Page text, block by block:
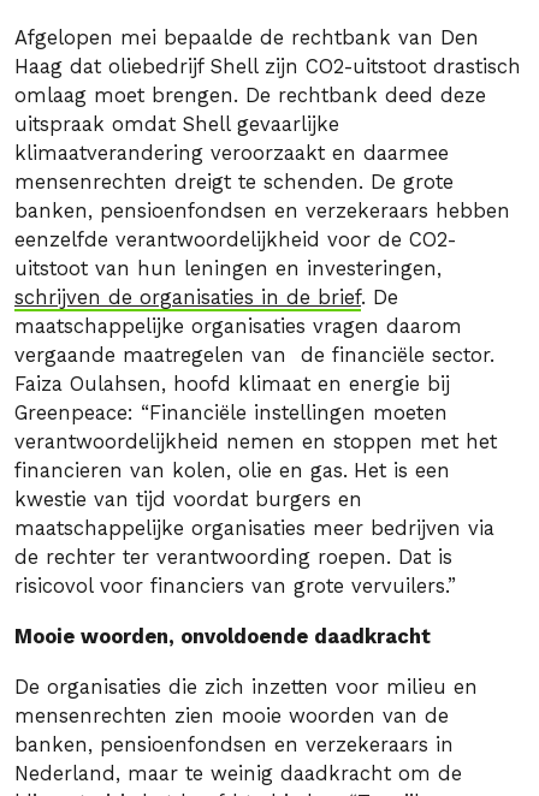
Afgelopen mei bepaalde de rechtbank van Den
Haag dat oliebedrijf Shell zijn CO2-uitstoot drastisch
omlaag moet brengen. De rechtbank deed deze
uitspraak omdat Shell gevaarlijke
klimaatverandering veroorzaakt en daarmee
mensenrechten dreigt te schenden. De grote
banken, pensioenfondsen en verzekeraars hebben
eenzelfde verantwoordelijkheid voor de CO2-
uitstoot van hun leningen en investeringen,
schrijven de organisaties in de brief. De
maatschappelijke organisaties vragen daarom
vergaande maatregelen van de financiële sector.
Faiza Oulahsen, hoofd klimaat en energie bij
Greenpeace: “Financiële instellingen moeten
verantwoordelijkheid nemen en stoppen met het
financieren van kolen, olie en gas. Het is een
kwestie van tijd voordat burgers en
maatschappelijke organisaties meer bedrijven via
de rechter ter verantwoording roepen. Dat is
risicovol voor financiers van grote vervuilers.”
Mooie woorden, onvoldoende daadkracht
De organisaties die zich inzetten voor milieu en
mensenrechten zien mooie woorden van de
banken, pensioenfondsen en verzekeraars in
Nederland, maar te weinig daadkracht om de